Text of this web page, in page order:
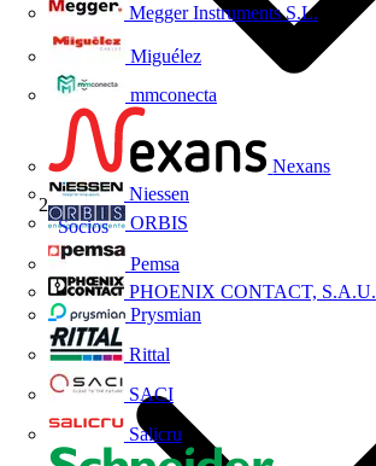
Megger Instruments S.L.
Miguélez
mmconecta
Nexans
Niessen
ORBIS
Pemsa
PHOENIX CONTACT, S.A.U.
Prysmian
Rittal
SACI
Salicru
Socios